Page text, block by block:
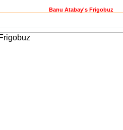
Banu Atabay's Frigobuz